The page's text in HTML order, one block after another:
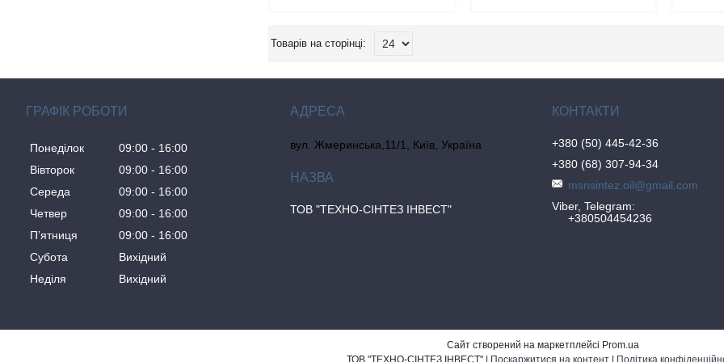
ГРАФІК РОБОТИ
Понеділок 09:00
16:00
Вівторок
09:00
16:00
Середа
09:00
16:00
Четвер
09:00
16:00
Пʼятниця
09:00
16:00
Субота
Вихідний
Неділя
Вихідний
вул. Жмеринська,11/1, Київ, Україна
ТОВ "ТЕХНО-СІНТЕЗ ІНВЕСТ"
+380 (50) 445-42-36
+380 (68) 307-94-34
msnsintez.oil@gmail.com
Viber, Telegram
+380504454236
Сайт створений на маркетплейсі Prom.ua
Поскаржитися на контент Політика